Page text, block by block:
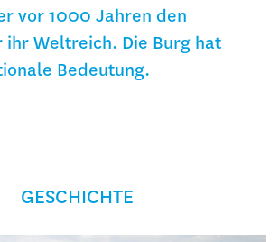
vor 1000 Jahren den
ihr Weltreich. Die Burg hat
Bedeutung.
GESCHICHTE